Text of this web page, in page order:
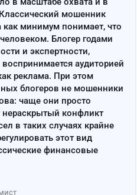
мошенник
как минимум понимает, что
Блогер годами
и экспертности,
аудиторией
реклама. При этом
блогеров не мошенники
чаще они просто
конфликт
в таких случаях крайне
этот вид
финансовые